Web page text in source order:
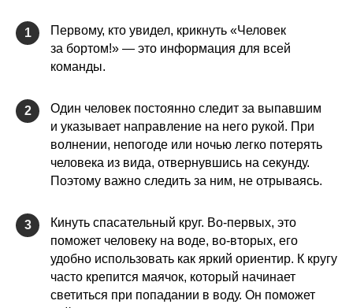
1
Первому, кто увидел, крикнуть «Человек
за бортом!» — это информация для всей
команды.
2
Один человек постоянно следит за выпавшим
и указывает направление на него рукой. При
волнении, непогоде или ночью легко потерять
человека из вида, отвернувшись на секунду.
Поэтому важно следить за ним, не отрываясь.
3
Кинуть спасательный круг. Во-первых, это
поможет человеку на воде, во-вторых, его
удобно использовать как яркий ориентир. К кругу
часто крепится маячок, который начинает
светиться при попадании в воду. Он поможет